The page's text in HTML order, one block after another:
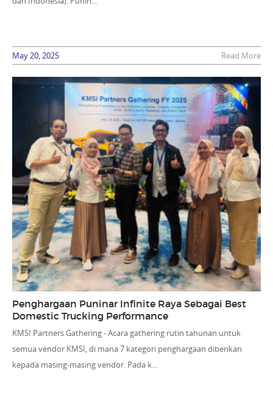
May 20, 2025 Read More
Penghargaan Puninar Infinite Raya Sebagai Best
Domestic Trucking Performance
KMSI Partners Gathering - Acara gathering rutin tahunan untuk
semua vendor KMSI, di mana 7 kategori penghargaan diberikan
kepada masing-masing vendor. Pada k...